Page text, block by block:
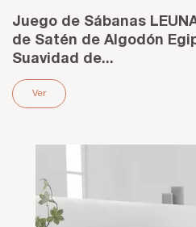
Juego de Sábanas
de Satén de Algodón
Suavidad de...
Ver